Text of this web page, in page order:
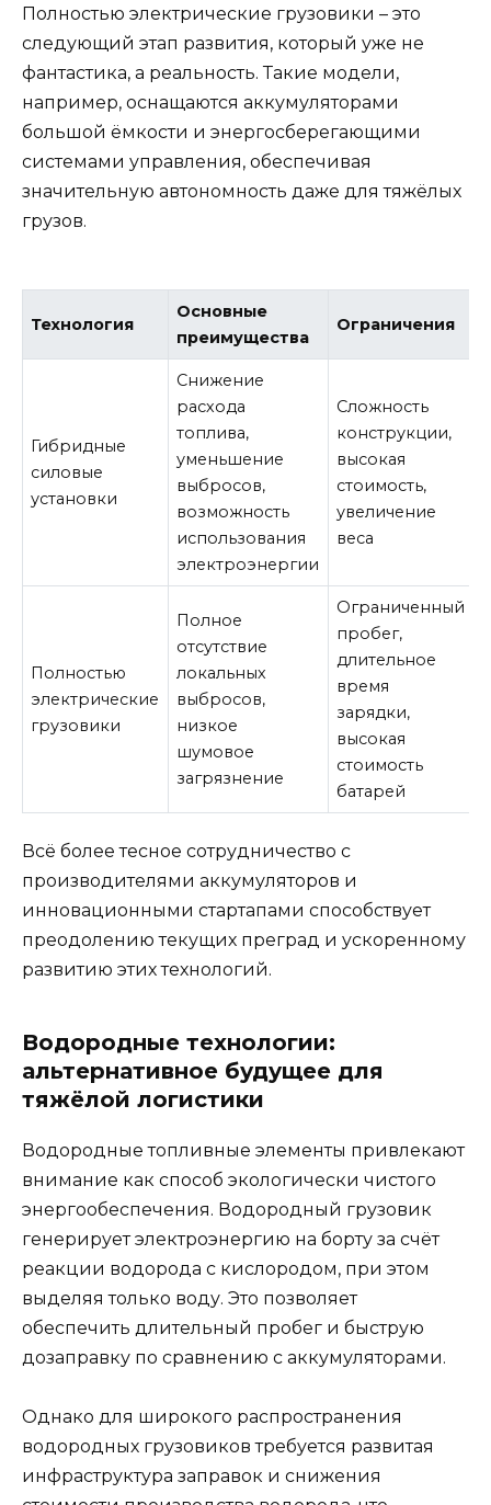
Полностью электрические грузовики – это
следующий этап развития, который уже не
фантастика, а реальность. Такие модели,
например, оснащаются аккумуляторами
большой ёмкости и энергосберегающими
системами управления, обеспечивая
значительную автономность даже для тяжёлых
грузов.
Технология
Основные
преимущества
Ограничения
Гибридные
силовые
установки
Снижение
расхода
топлива,
уменьшение
выбросов,
возможность
использования
электроэнергии
Сложность
конструкции,
высокая
стоимость,
увеличение
веса
Полностью
электрические
грузовики
Полное
отсутствие
локальных
выбросов,
низкое
шумовое
загрязнение
Ограниченный
пробег,
длительное
время
зарядки,
высокая
стоимость
батарей
Всё более тесное сотрудничество с
производителями аккумуляторов и
инновационными стартапами способствует
преодолению текущих преград и ускоренному
развитию этих технологий.
Водородные технологии:
альтернативное будущее для
тяжёлой логистики
Водородные топливные элементы привлекают
внимание как способ экологически чистого
энергообеспечения. Водородный грузовик
генерирует электроэнергию на борту за счёт
реакции водорода с кислородом, при этом
выделяя только воду. Это позволяет
обеспечить длительный пробег и быструю
дозаправку по сравнению с аккумуляторами.
Однако для широкого распространения
водородных грузовиков требуется развитая
инфраструктура заправок и снижения